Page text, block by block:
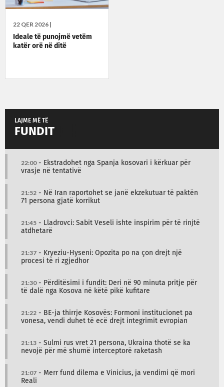
22 QER 2026 |
Ideale të punojmë vetëm
katër orë në ditë
LAJME MË TË
FUNDIT
22:00- Ekstradohet nga Spanja kosovari i kërkuar për
vrasje në tentativë
21:52 - Në Iran raportohet se janë ekzekutuar të paktën
71 persona gjatë korrikut
21:45 - Lladrovci: Sabit Veseli ishte inspirim për të rinjtë
atdhetarë
21:37 - Kryeziu-Hyseni: Opozita po na çon drejt një
procesi të ri zgjedhor
21:30- Përditësimi i fundit: Deri në 90 minuta pritje për
të dalë nga Kosova në këtë pikë kufitare
21:22 - BE-ja thirrje Kosovës: Formoni institucionet pa
vonesa, vendi duhet të ecë drejt integrimit evropian
21:13 - Sulmi rus vret 21 persona, Ukraina thotë se ka
nevojë për më shumë interceptorë raketash
21:07 - Merr fund dilema e Vinicius, ja vendimi që mori
Reali